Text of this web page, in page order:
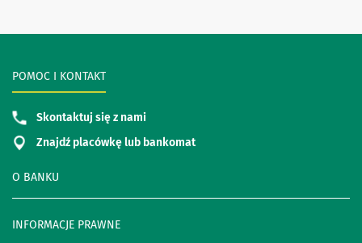
O BANKU
INFORMACJE PRAWNE
POMOC I KONTAKT
Skontaktuj się z nami
Znajdź placówkę lub bankomat